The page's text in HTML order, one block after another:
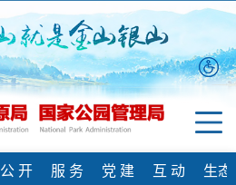
公 开 服 务 党 建 互 动
生